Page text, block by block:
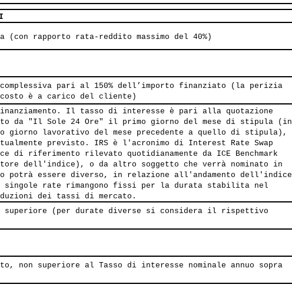
rapporto rata-reddito massimo del 40%)
pari al 150% dell’importo finanziato (la perizia
è a carico del cliente)
Il tasso di interesse è pari alla quotazione
da "Il Sole 24 Ore" il primo giorno del mese di stipula (in
lavorativo del mese precedente a quello di stipula),
previsto. IRS è l'acronimo di Interest Rate Swap
riferimento rilevato quotidianamente da ICE Benchmark
dell'indice), o da altro soggetto che verrà nominato in
essere diverso, in relazione all'andamento dell'indice
rate rimangono fissi per la durata stabilita nel
dei tassi di mercato.
(per durate diverse si considera il rispettivo
non superiore al Tasso di interesse nominale annuo sopra